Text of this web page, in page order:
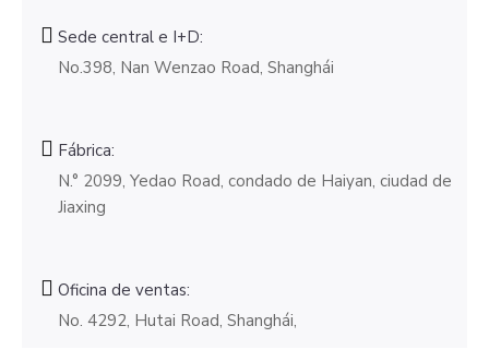
Sede central e I+D:
No.398, Nan Wenzao Road, Shanghái
Fábrica:
N.° 2099, Yedao Road, condado de Haiyan, ciudad de
Jiaxing
Oficina de ventas:
No. 4292, Hutai Road, Shanghái,